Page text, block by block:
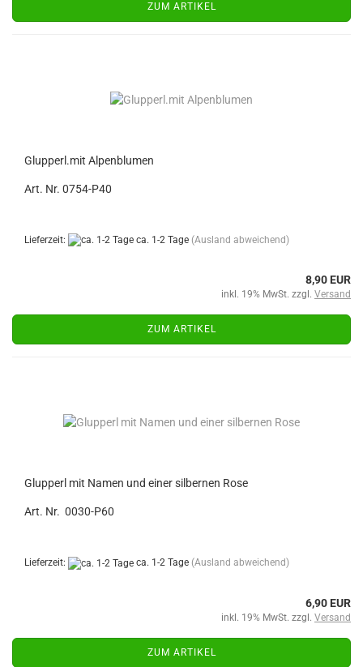
ZUM ARTIKEL
Glupperl.mit Alpenblumen
Art. Nr. 0754-P40
Lieferzeit: ca. 1-2 Tage (Ausland abweichend)
8,90 EUR
inkl. 19% MwSt. zzgl. Versand
ZUM ARTIKEL
Glupperl mit Namen und einer silbernen Rose
Art. Nr. 0030-P60
Lieferzeit: ca. 1-2 Tage (Ausland abweichend)
6,90 EUR
inkl. 19% MwSt. zzgl. Versand
ZUM ARTIKEL